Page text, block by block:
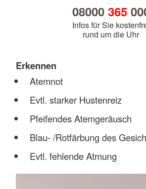
08000 365
Infos für Sie
rund um die Uhr
Erkennen
Atemnot
Evtl. starker Hustenreiz
Pfeifendes Atemgeräusch
Blau- /Rotfärbung des
Evtl. fehlende Atmung